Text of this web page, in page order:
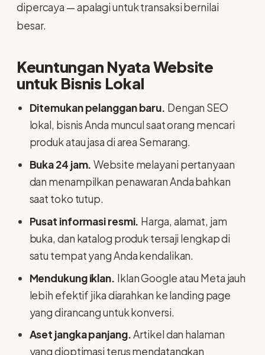
dipercaya — apalagi untuk transaksi bernilai
besar.
Keuntungan Nyata Website
untuk Bisnis Lokal
Ditemukan pelanggan baru. Dengan SEO
lokal, bisnis Anda muncul saat orang mencari
produk atau jasa di area Semarang.
Buka 24 jam. Website melayani pertanyaan
dan menampilkan penawaran Anda bahkan
saat toko tutup.
Pusat informasi resmi. Harga, alamat, jam
buka, dan katalog produk tersaji lengkap di
satu tempat yang Anda kendalikan.
Mendukung iklan. Iklan Google atau Meta jauh
lebih efektif jika diarahkan ke landing page
yang dirancang untuk konversi.
Aset jangka panjang.Artikel dan halaman
yang dioptimasi terus mendatangkan